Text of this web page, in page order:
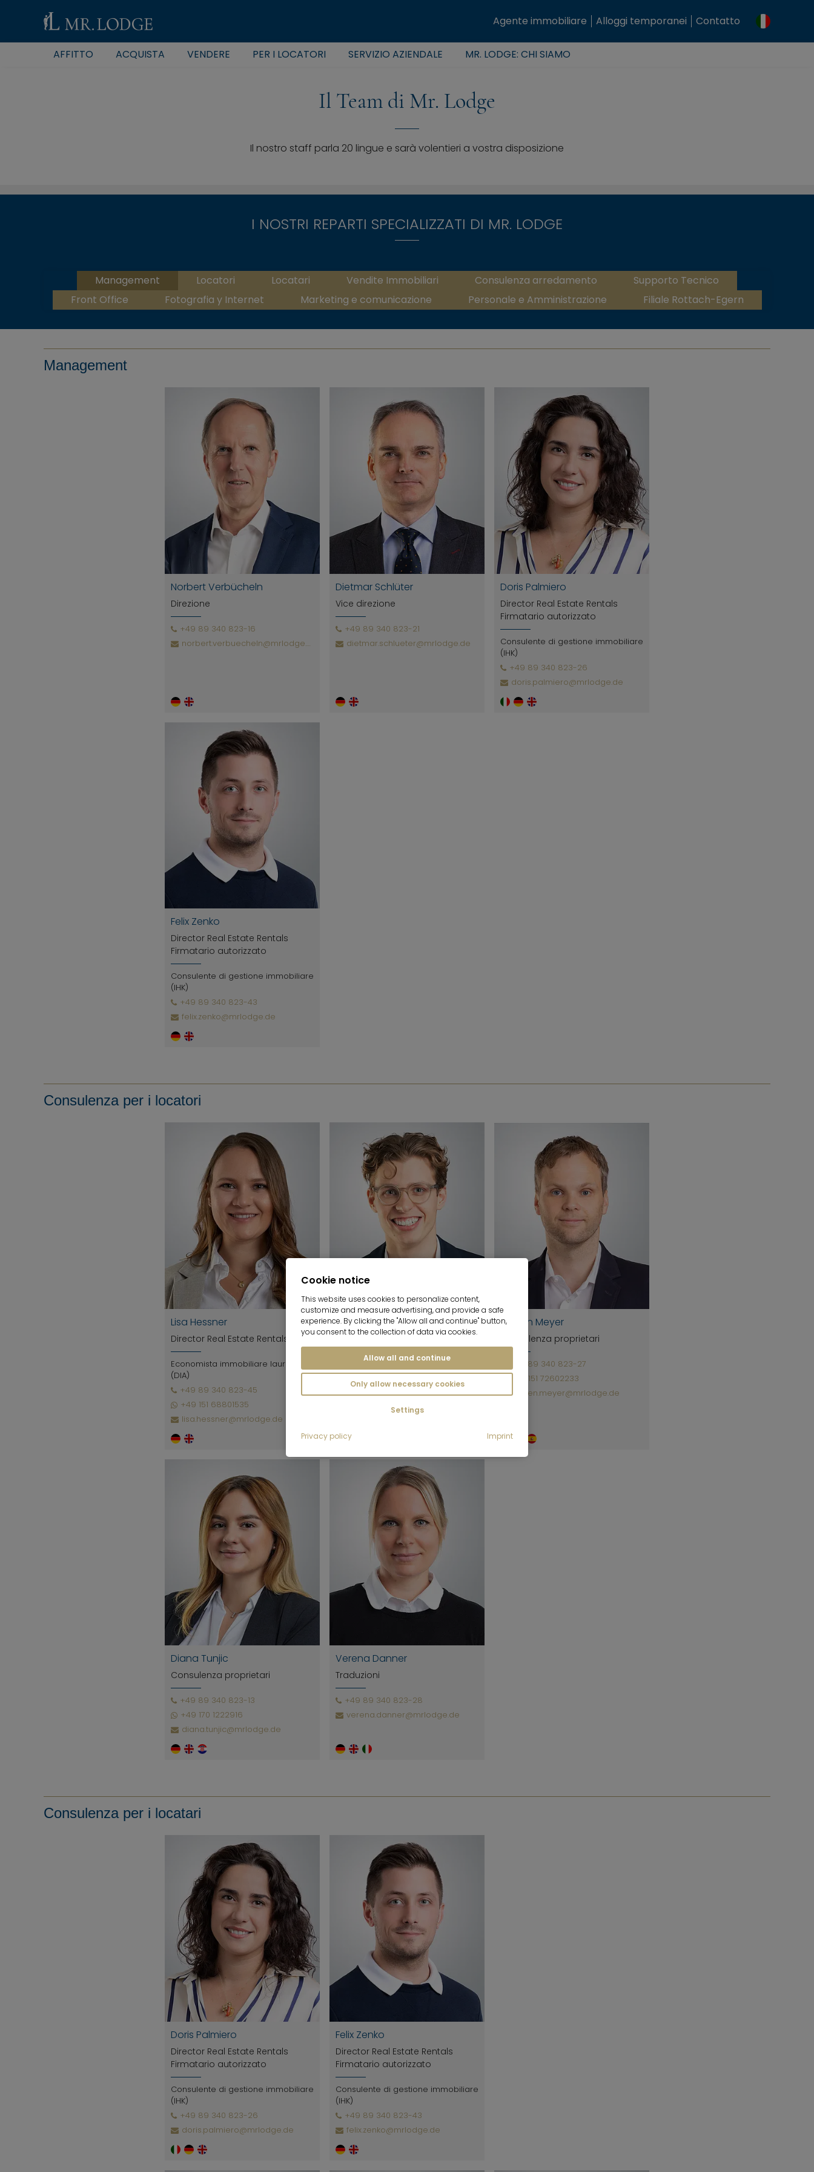
Agente immobiliare Alloggi temporanei Contatto
AFFITTO ACQUISTA VENDERE PER I LOCATORI SERVIZIO AZIENDALE MR. LODGE: CHI SIAMO
Il Team di Mr. Lodge
Il nostro staff parla 20 lingue e sarà volentieri a vostra disposizione
I NOSTRI REPARTI SPECIALIZZATI DI MR. LODGE
Management Locatori Locatari Vendite Immobiliari Consulenza arredamento
Supporto Tecnico
Front Office
Fotografia y Internet Marketing e comunicazione Personale e Amministrazione Filiale Rottach-Egern
Management
Norbert Verbücheln
Direzione
+49 89 340 823-16
norbert.verbuecheln@mrlodge.de
Dietmar Schlüter
Vice direzione
+49 89 340 823-21
dietmar.schlueter@mrlodge.de
Doris Palmiero
Director Real Estate Rentals
Firmatario autorizzato
Consulente di gestione immobiliare
(IHK)
+49 89 340 823-26
doris.palmiero@mrlodge.de
Felix Zenko
Director Real Estate Rentals
Firmatario autorizzato
Consulente di gestione immobiliare
(IHK)
+49 89 340 823-43
felix.zenko@mrlodge.de
Consulenza per i locatori
Lisa Hessner
Director Real Estate Rentals
Economista immobiliare laureato
(DIA)
+49 89 340 823-45
+49 151 68801535
lisa.hessner@mrlodge.de
Kevin Radde
Consulenza proprietari
+49 89 340 823-103
kevin.radde@mrlodge.de
Steven Meyer
Consulenza proprietari
+49 89 340 823-27
+49 151 72602233
steven.meyer@mrlodge.de
Diana Tunjic
Consulenza proprietari
+49 89 340 823-13
+49 170 1222916
diana.tunjic@mrlodge.de
Verena Danner
Traduzioni
+49 89 340 823-28
verena.danner@mrlodge.de
Consulenza per i locatari
Doris Palmiero
Director Real Estate Rentals
Firmatario autorizzato
Consulente di gestione immobiliare
(IHK)
+49 89 340 823-26
doris.palmiero@mrlodge.de
Felix Zenko
Director Real Estate Rentals
Firmatario autorizzato
Consulente di gestione immobiliare
(IHK)
+49 89 340 823-43
felix.zenko@mrlodge.de
Cookie notice
This website uses cookies to personalize content,
customize and measure advertising, and provide a safe
experience. By clicking the "Allow all and continue" button,
you consent to the collection of data via cookies.
Allow all and continue
Only allow necessary cookies
Settings
Privacy policy Imprint